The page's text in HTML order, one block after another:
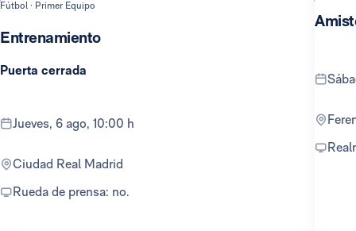
Fútbol · Primer Equipo
Entrenamiento
Puerta cerrada
jueves, 6 ago, 10:00 h
Ciudad Real Madrid
Rueda de prensa: no.